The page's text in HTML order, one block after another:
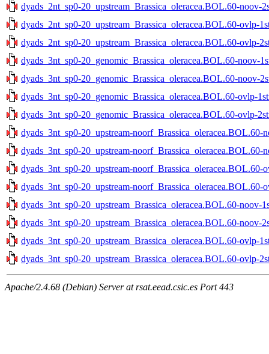
dyads_2nt_sp0-20_upstream_Brassica_oleracea.BOL.60-noov-
dyads_2nt_sp0-20_upstream_Brassica_oleracea.BOL.60-ovlp-
dyads_2nt_sp0-20_upstream_Brassica_oleracea.BOL.60-ovlp-
dyads_3nt_sp0-20_genomic_Brassica_oleracea.BOL.60-noov-
dyads_3nt_sp0-20_genomic_Brassica_oleracea.BOL.60-noov-
dyads_3nt_sp0-20_genomic_Brassica_oleracea.BOL.60-ovlp-
dyads_3nt_sp0-20_genomic_Brassica_oleracea.BOL.60-ovlp-
dyads_3nt_sp0-20_upstream-noorf_Brassica_oleracea.BOL.60-
dyads_3nt_sp0-20_upstream-noorf_Brassica_oleracea.BOL.60-
dyads_3nt_sp0-20_upstream-noorf_Brassica_oleracea.BOL.60-
dyads_3nt_sp0-20_upstream-noorf_Brassica_oleracea.BOL.60-
dyads_3nt_sp0-20_upstream_Brassica_oleracea.BOL.60-noov-
dyads_3nt_sp0-20_upstream_Brassica_oleracea.BOL.60-noov-
dyads_3nt_sp0-20_upstream_Brassica_oleracea.BOL.60-ovlp-
dyads_3nt_sp0-20_upstream_Brassica_oleracea.BOL.60-ovlp-
Apache/2.4.68 (Debian) Server at rsat.eead.csic.es Port 443